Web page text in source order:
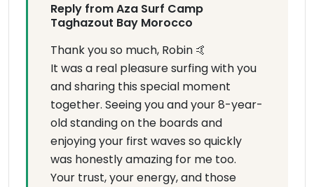
Reply from Aza Surf Camp
Taghazout Bay Morocco
Thank you so much, Robin 🤙
It was a real pleasure surfing with you
and sharing this special moment
together. Seeing you and your 8-year-
old standing on the boards and
enjoying your first waves so quickly
was honestly amazing for me too.
Your trust, your energy, and those